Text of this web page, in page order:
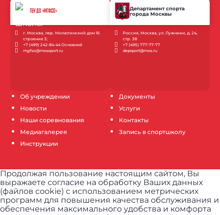
Об учреждении
Новости
Наши соревнования
Медиагалерея
Инструкции
Документы
Услуги
Контакты
Запись в спортшколу
ГБУ ДО «МГФСО»
г. Москва, пер. Милютинский дом 16
строение 3;
+7 (499) 242-84-44 Основной
mgfso@mossport.ru
Департамент спорта
города Москвы
Россия, Москва, ул. Лужники, д. 24,
стр. 38
+7 (495) 777-77-77
depsport@mos.ru
Продолжая пользование настоящим сайтом, Вы
выражаете согласие на обработку Ваших данных
(файлов cookie) с использованием метрических
программ для повышения качества обслуживания и
обеспечения максимального удобства и комфорта